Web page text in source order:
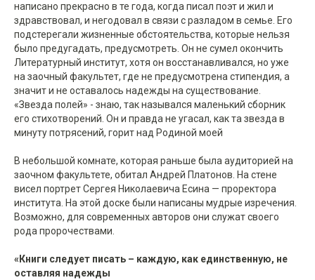
написано прекрасно в те года, когда писал поэт и жил и
здравствовал, и негодовал в связи с разладом в семье. Его
подстерегали жизненные обстоятельства, которые нельзя
было предугадать, предусмотреть. Он не сумел окончить
Литературный институт, хотя он восстанавливался, но уже
на заочный факультет, где не предусмотрена стипендия, а
значит и не оставалось надежды на существование.
«Звезда полей» - знаю, так назывался маленький сборник
его стихотворений. Он и правда не угасал, как та звезда в
минуту потрясений, горит над Родиной моей
В небольшой комнате, которая раньше была аудиторией на
заочном факультете, обитал Андрей Платонов. На стене
висел портрет Сергея Николаевича Есина — проректора
института. На этой доске были написаны мудрые изречения.
Возможно, для современных авторов они служат своего
рода пророчествами.
«Книги следует писать – каждую, как единственную, не
оставляя надежды